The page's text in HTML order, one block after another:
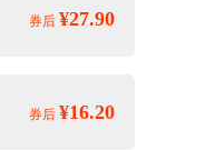
券后 ¥27.90
券后 ¥16.20